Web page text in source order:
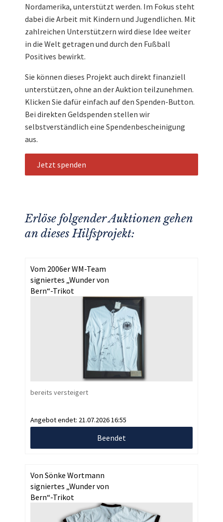
Nordamerika, unterstützt werden. Im Fokus steht
dabei die Arbeit mit Kindern und Jugendlichen. Mit
zahlreichen Unterstützern wird diese Idee weiter
in die Welt getragen und durch den Fußball
Positives bewirkt.
Sie können dieses Projekt auch direkt finanziell
unterstützen, ohne an der Auktion teilzunehmen.
Klicken Sie dafür einfach auf den Spenden-Button.
Bei direkten Geldspenden stellen wir
selbstverständlich eine Spendenbescheinigung
aus.
Jetzt spenden
Erlöse folgender Auktionen gehen
an dieses Hilfsprojekt:
Vom 2006er WM-Team
signiertes „Wunder von
Bern“-Trikot
bereits versteigert
Angebot endet: 21.07.2026 16:55
Beendet
Von Sönke Wortmann
signiertes „Wunder von
Bern“-Trikot